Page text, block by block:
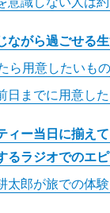
ながら過ごせる
ら用意したいもの
日までに用意し
ィー当日に揃え
るラジオでのエ
太郎が旅での体